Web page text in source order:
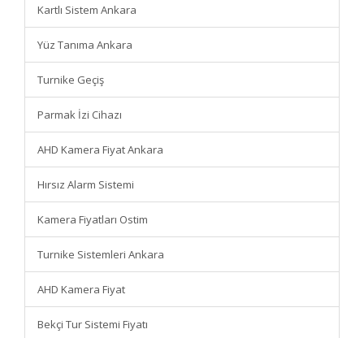
Kartlı Sistem Ankara
Yüz Tanıma Ankara
Turnike Geçiş
Parmak İzi Cihazı
AHD Kamera Fiyat Ankara
Hırsız Alarm Sistemi
Kamera Fiyatları Ostim
Turnike Sistemleri Ankara
AHD Kamera Fiyat
Bekçi Tur Sistemi Fiyatı